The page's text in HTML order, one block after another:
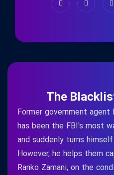
The
Former government agent
has been the FBI's most
and suddenly turns
However, he helps them
Ranko Zamani, on the